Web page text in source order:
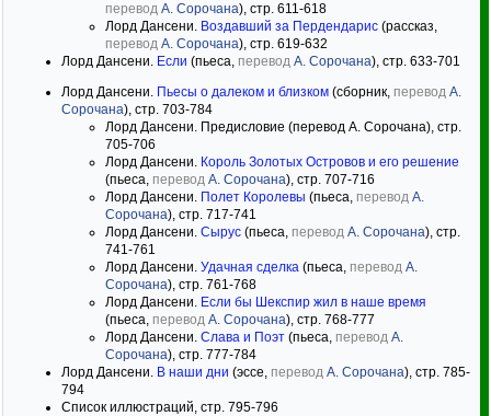
перевод А. Сорочана), стр. 611-618
Лорд Дансени. Воздавший за Пердендарис (рассказ,
перевод А. Сорочана), стр. 619-632
Лорд Дансени. Если (пьеса, перевод А. Сорочана), стр. 633-701
Лорд Дансени. Пьесы о далеком и близком (сборник, перевод А.
Сорочана), стр. 703-784
Лорд Дансени. Предисловие (перевод А. Сорочана), стр.
705-706
Лорд Дансени. Король Золотых Островов и его решение
(пьеса, перевод А. Сорочана), стр. 707-716
Лорд Дансени. Полет Королевы (пьеса, перевод А.
Сорочана), стр. 717-741
Лорд Дансени. Сырус (пьеса, перевод А. Сорочана), стр.
741-761
Лорд Дансени. Удачная сделка (пьеса, перевод А.
Сорочана), стр. 761-768
Лорд Дансени. Если бы Шекспир жил в наше время
(пьеса, перевод А. Сорочана), стр. 768-777
Лорд Дансени. Слава и Поэт (пьеса, перевод А.
Сорочана), стр. 777-784
Лорд Дансени. В наши дни (эссе, перевод А. Сорочана), стр. 785-
794
Список иллюстраций, стр. 795-796